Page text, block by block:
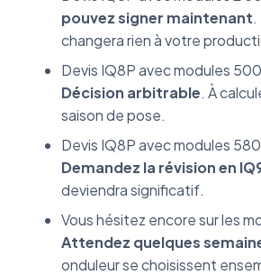
pouvez signer maintenant
changera rien à votre
Devis IQ8P avec modules
Décision arbitrable. À
saison de pose.
Devis IQ8P avec modules
Demandez la révision en
deviendra significatif.
Vous hésitez encore sur les
Attendez quelques
onduleur se choisissent